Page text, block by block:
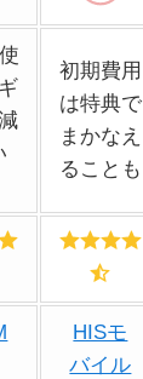
初期費用
は特典で
まかなえ
ることも
HISモ
バイル